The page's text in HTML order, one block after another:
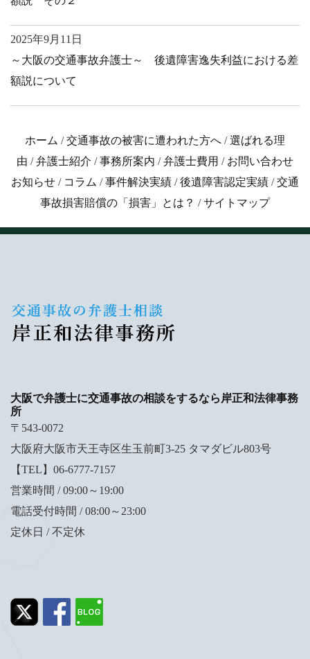
2025年9月11日
～大阪の交通事故弁護士～ 後遺障害逸失利益における差
額説について
ホーム /交通事故の被害に遭われた方へ /選ばれる理
由 /弁護士紹介 /事務所案内 /弁護士費用 / お問い合わせ
お知らせ / コラム /事件解決実績 /後遺障害認定実績 /交通
事故損害賠償の「損害」とは？ /サイトマップ
大阪で弁護士に交通事故の相談をするなら岸正和法律事務
所
〒543-0072
大阪府大阪市天王寺区生玉前町3-25 タマダビル803号
【TEL】06-6777-7157
営業時間 / 09:00～19:00
電話受付時間 / 08:00～23:00
定休日 / 不定休